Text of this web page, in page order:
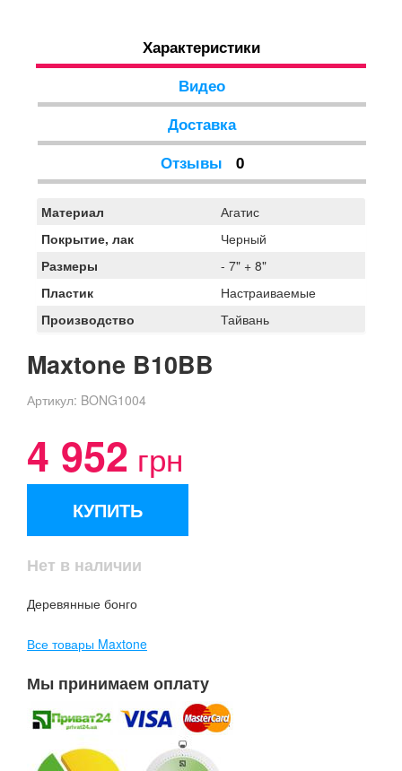
Характеристики
Видео
Доставка
Отзывы
0
Материал
Агатис
Покрытие, лак
Черный
Размеры
- 7" + 8"
Пластик
Настраиваемые
Производство
Тайвань
Maxtone B10BB
Артикул: BONG1004
4 952 грн
КУПИТЬ
Нет в наличии
Деревянные бонго
Все товары Maxtone
Мы принимаем оплату